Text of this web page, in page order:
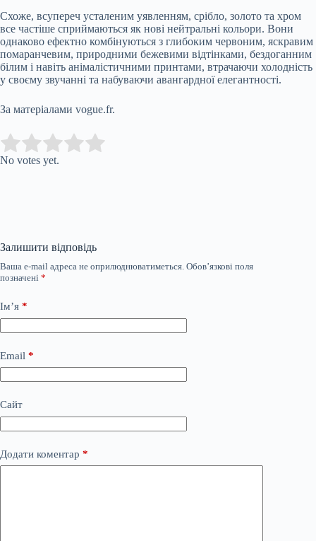
Схоже, всупереч усталеним уявленням, срібло, золото та хром
все частіше сприймаються як нові нейтральні кольори. Вони
однаково ефектно комбінуються з глибоким червоним, яскравим
помаранчевим, природними бежевими відтінками, бездоганним
білим і навіть анімалістичними принтами, втрачаючи холодність
у своєму звучанні та набуваючи авангардної елегантності.
За матеріалами vogue.fr.
Rate this item:
No votes yet.
Залишити відповідь
Ваша e-mail адреса не оприлюднюватиметься. Обов’язкові поля
позначені *
Ім’я *
Email *
Сайт
Додати коментар *